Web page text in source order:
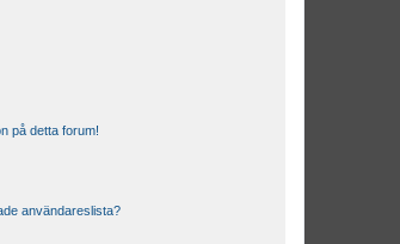
på detta forum!
användareslista?